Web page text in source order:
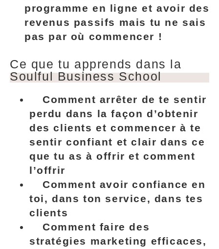
programme en ligne et avoir des
revenus passifs mais tu ne sais
pas par où commencer !
Ce que tu apprends dans la
Soulful Business School
Comment arrêter de te sentir
perdu dans la façon d’obtenir
des clients et commencer à te
sentir confiant et clair dans ce
que tu as à offrir et comment
l’offrir
Comment avoir confiance en
toi, dans ton service, dans tes
clients
Comment faire des
stratégies marketing efficaces,